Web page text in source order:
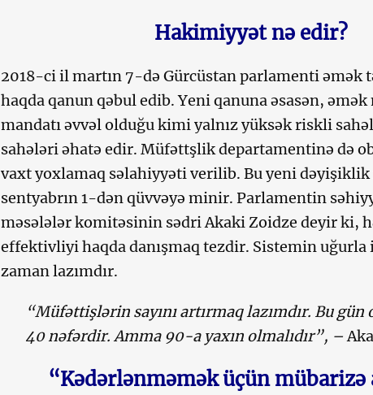
Hakimiyyət nə edir?
2018-ci il martın 7-də Gürcüstan parlamenti əmək
haqda qanun qəbul edib. Yeni qanuna əsasən,
mandatı əvvəl olduğu kimi yalnız yüksək riskli
sahələri əhatə edir. Müfəttşlik departamentinə də
vaxt yoxlamaq səlahiyyəti verilib. Bu yeni
sentyabrın 1-dən qüvvəyə minir. Parlamentin
məsələlər komitəsinin sədri Akaki Zoidze deyir ki,
effektivliyi haqda danışmaq tezdir. Sistemin uğurla
zaman lazımdır.
“Müfəttişlərin sayını artırmaq lazımdır. Bu gün
40 nəfərdir. Amma 90-a yaxın olmalıdır”, –
“Kədərlənməmək üçün mübarizə